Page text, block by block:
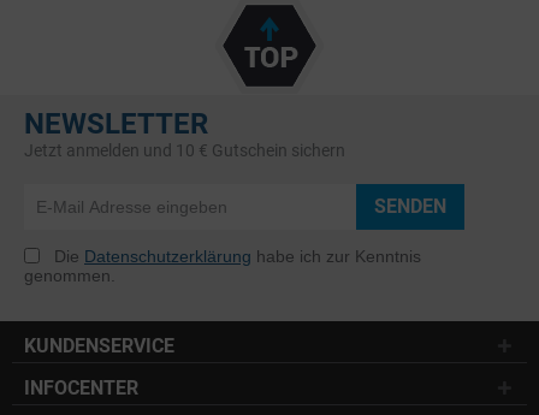
NEWSLETTER
Jetzt anmelden und 10 € Gutschein sichern
SENDEN
Die Datenschutzerklärung habe ich zur Kenntnis
genommen.
KUNDENSERVICE
INFOCENTER